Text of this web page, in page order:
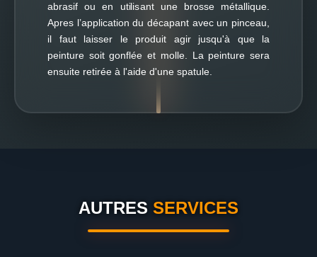
abrasif ou en utilisant une brosse métallique.
Apres l’application du décapant avec un pinceau,
il faut laisser le produit agir jusqu'à que la
peinture soit gonflée et molle. La peinture sera
ensuite retirée à l'aide d'une spatule.
AUTRES SERVICES